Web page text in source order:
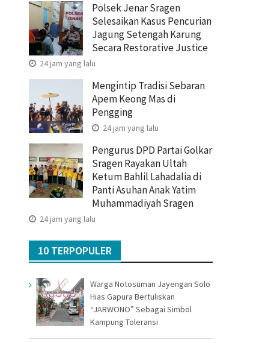
Polsek Jenar Sragen
Selesaikan Kasus Pencurian
Jagung Setengah Karung
Secara Restorative Justice
24 jam yang lalu
Mengintip Tradisi Sebaran
Apem Keong Mas di
Pengging
24 jam yang lalu
Pengurus DPD Partai Golkar
Sragen Rayakan Ultah
Ketum Bahlil Lahadalia di
Panti Asuhan Anak Yatim
Muhammadiyah Sragen
24 jam yang lalu
10 TERPOPULER
Warga Notosuman Jayengan Solo
Hias Gapura Bertuliskan
“JARWONO” Sebagai Simbol
Kampung Toleransi